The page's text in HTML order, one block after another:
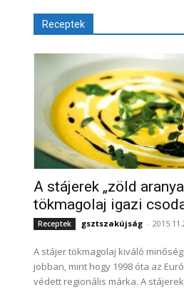
Receptek
A stájerek „zöld
tökmagolaj igazi
Receptek gsztszakújság -
A stájer tökmagolaj kiváló
jobban, mint hogy 1998 óta az
védett regionális márka. A